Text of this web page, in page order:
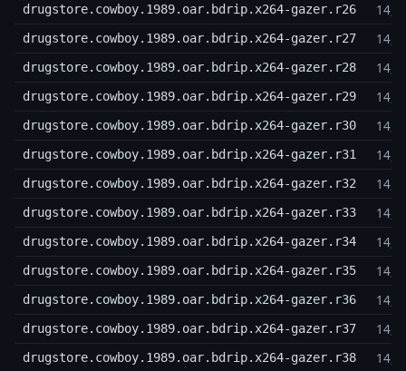
drugstore.cowboy.1989.oar.bdrip.x264-gazer.r26
drugstore.cowboy.1989.oar.bdrip.x264-gazer.r27
drugstore.cowboy.1989.oar.bdrip.x264-gazer.r28
drugstore.cowboy.1989.oar.bdrip.x264-gazer.r29
drugstore.cowboy.1989.oar.bdrip.x264-gazer.r30
drugstore.cowboy.1989.oar.bdrip.x264-gazer.r31
drugstore.cowboy.1989.oar.bdrip.x264-gazer.r32
drugstore.cowboy.1989.oar.bdrip.x264-gazer.r33
drugstore.cowboy.1989.oar.bdrip.x264-gazer.r34
drugstore.cowboy.1989.oar.bdrip.x264-gazer.r35
drugstore.cowboy.1989.oar.bdrip.x264-gazer.r36
drugstore.cowboy.1989.oar.bdrip.x264-gazer.r37
drugstore.cowboy.1989.oar.bdrip.x264-gazer.r38